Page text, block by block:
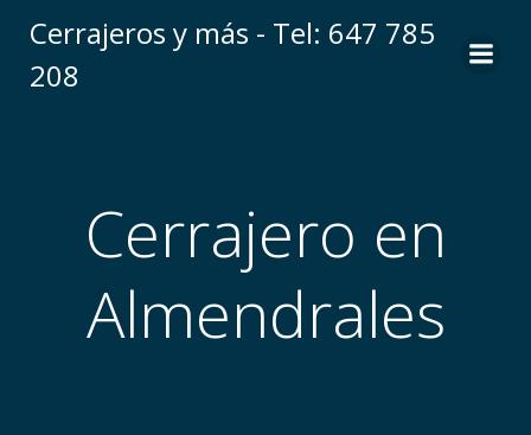
Cerrajeros y más - Tel: 647 785
208
Cerrajero en
Almendrales